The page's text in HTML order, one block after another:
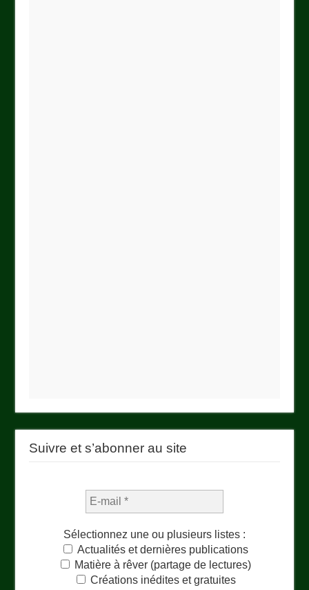
Suivre et s’abonner au site
Sélectionnez une ou plusieurs listes :
Actualités et dernières publications
Matière à rêver (partage de lectures)
Créations inédites et gratuites